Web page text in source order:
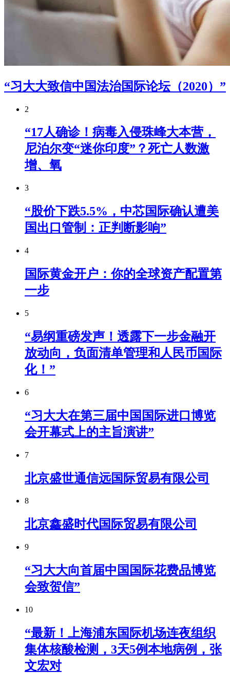
“习大大致信中国法治国际论坛（2020）”
2
“17人确诊！病毒入侵珠峰大本营，
尼泊尔变“迷你印度”？死亡人数激
增、氧
3
“股价下跌5.5%，中芯国际确认遭美
国出口管制：正判断影响”
4
国际黄金开户：你的全球资产配置第
一步
5
“易纲重磅发声！透露下一步金融开
放动向，负面清单管理和人民币国际
化！”
6
“习大大在第三届中国国际进口博览
会开幕式上的主旨演讲”
7
北京盛世通信远国际贸易有限公司
8
北京鑫盛时代国际贸易有限公司
9
“习大大向首届中国国际花费品博览
会致贺信”
10
“最新！上海浦东国际机场连夜组织
集体核酸检测，3天5例本地病例，张
文宏对